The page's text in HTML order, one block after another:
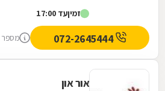
זמיןעד 17:00
072-2645444
אור און